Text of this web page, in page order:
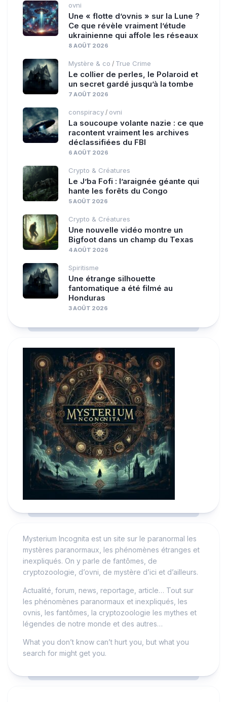
ovni
Une « flotte d’ovnis » sur la Lune ?
Ce que révèle vraiment l’étude
ukrainienne qui affole les réseaux
8 AOÛT 2026
Mystère & co / True Crime
Le collier de perles, le Polaroid et
un secret gardé jusqu’à la tombe
7 AOÛT 2026
conspiracy / ovni
La soucoupe volante nazie : ce que
racontent vraiment les archives
déclassifiées du FBI
6 AOÛT 2026
Crypto & Créatures
Le J’ba Fofi : l’araignée géante qui
hante les forêts du Congo
5 AOÛT 2026
Crypto & Créatures
Une nouvelle vidéo montre un
Bigfoot dans un champ du Texas
4 AOÛT 2026
Spiritisme
Une étrange silhouette
fantomatique a été filmé au
Honduras
3 AOÛT 2026
Mysterium Incognita est un site sur le paranormal les
mystères paranormaux, les phénomènes étranges et
inexpliqués. On y parle de fantômes, de
cryptozoologie, d’ovni, de mystère d’ici et d’ailleurs.
Actualité, forum, news, reportage, article… Tout sur
les phénomènes paranormaux et inexpliqués, les
ovnis, les fantômes, la cryptozoologie les mythes et
légendes de notre monde et des autres…
What you don’t know can’t hurt you, but what you
search for might get you.